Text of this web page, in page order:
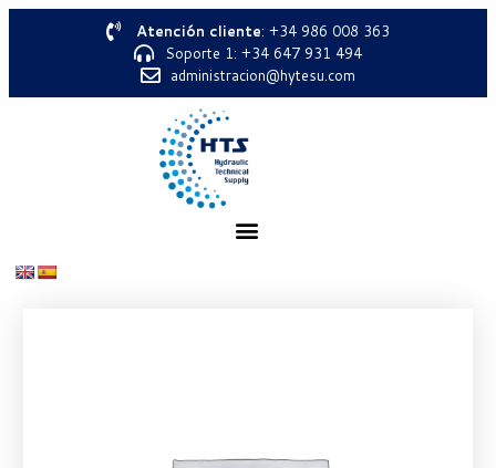
Atención cliente: +34 986 008 363
Soporte 1: +34 647 931 494
administracion@hytesu.com